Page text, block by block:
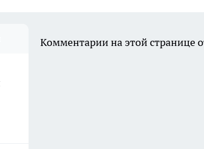
Комментарии на этой странице